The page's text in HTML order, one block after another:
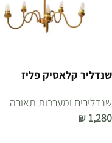
שנדליר קלאסיק פליז
שנדלירים ומערכות תאורה
₪ 1,280